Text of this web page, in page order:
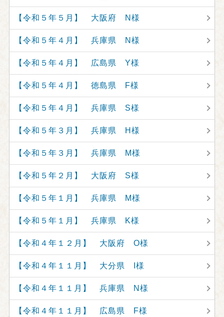
【令和５年５月】 大阪府 N様
【令和５年４月】 兵庫県 N様
【令和５年４月】 広島県 Y様
【令和５年４月】 徳島県 F様
【令和５年４月】 兵庫県 S様
【令和５年３月】 兵庫県 H様
【令和５年３月】 兵庫県 M様
【令和５年２月】 大阪府 S様
【令和５年１月】 兵庫県 M様
【令和５年１月】 兵庫県 K様
【令和４年１２月】 大阪府 O様
【令和４年１１月】 大分県 I様
【令和４年１１月】 兵庫県 N様
【令和４年１１月】 広島県 F様